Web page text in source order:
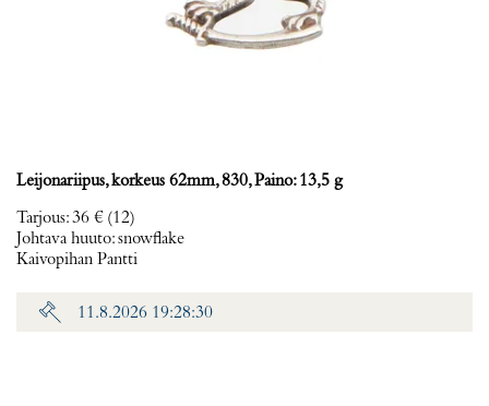
Leijonariipus, korkeus 62mm, 830, Paino: 13,5 g
Tarjous:36 € (12)
Johtava huuto:snowflake
Kaivopihan Pantti
11.8.2026 19:28:30